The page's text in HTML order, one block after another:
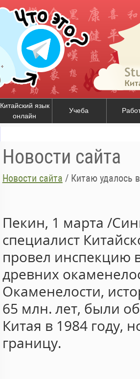
Китайский язык
онлайн
Учеба
Новости сайта
Новости сайта / Китаю удалось
Пекин, 1 марта /
специалист
провел инспекцию
древних
Окаменелости,
65 млн. лет, были
Китая в 1984 году,
границу.